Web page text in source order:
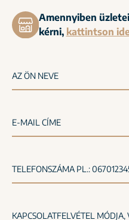
Amennyiben
kérni, kattintson
AZ ÖN NEVE
E-MAIL CÍME
TELEFONSZÁMA PL.: